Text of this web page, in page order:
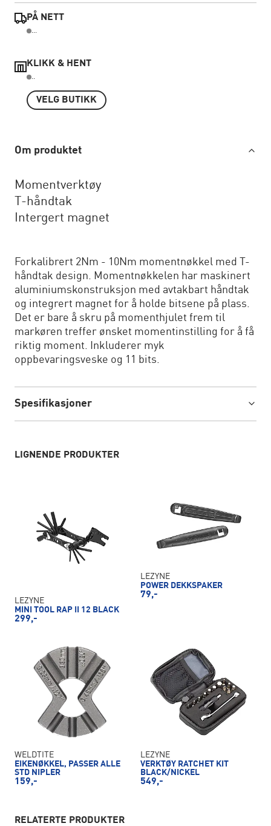
PÅ NETT
...
KLIKK & HENT
..
VELG BUTIKK
Om produktet
Momentverktøy
T-håndtak
Intergert magnet
Forkalibrert 2Nm - 10Nm momentnøkkel med T-
håndtak design. Momentnøkkelen har maskinert
aluminiumskonstruksjon med avtakbart håndtak
og integrert magnet for å holde bitsene på plass.
Det er bare å skru på momenthjulet frem til
markøren treffer ønsket momentinstilling for å få
riktig moment. Inkluderer myk
oppbevaringsveske og 11 bits.
Spesifikasjoner
LIGNENDE PRODUKTER
LEZYNE
MINI TOOL RAP II 12 BLACK
299,-
LEZYNE
POWER DEKKSPAKER
79,-
WELDTITE
EIKENØKKEL, PASSER ALLE
STD NIPLER
159,-
LEZYNE
VERKTØY RATCHET KIT
BLACK/NICKEL
549,-
RELATERTE PRODUKTER